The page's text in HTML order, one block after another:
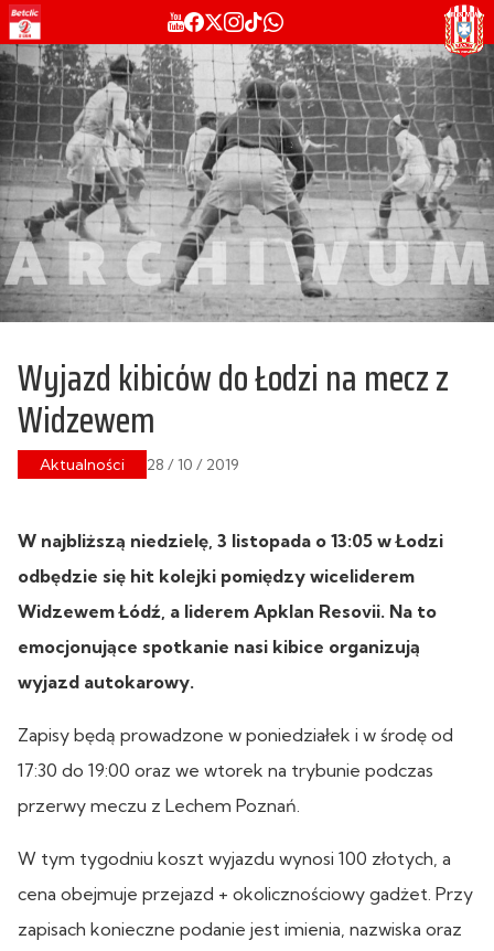
Wyjazd kibiców do Łodzi na mecz z
Widzewem
Aktualności 28 / 10 / 2019
W najbliższą niedzielę, 3 listopada o 13:05 w Łodzi
odbędzie się hit kolejki pomiędzy wiceliderem
Widzewem Łódź, a liderem Apklan Resovii. Na to
emocjonujące spotkanie nasi kibice organizują
wyjazd autokarowy.
Zapisy będą prowadzone w poniedziałek i w środę od
17:30 do 19:00 oraz we wtorek na trybunie podczas
przerwy meczu z Lechem Poznań.
W tym tygodniu koszt wyjazdu wynosi 100 złotych, a
cena obejmuje przejazd + okolicznościowy gadżet. Przy
zapisach konieczne podanie jest imienia, nazwiska oraz